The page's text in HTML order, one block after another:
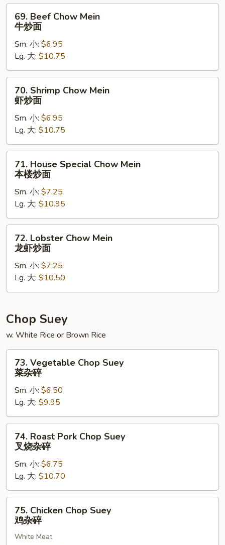
Beef
Chow
Mein
炒
面
69. Beef Chow Mein
牛炒面
Sm. 小: $6.95
Lg. 大: $10.75
Shrimp
Chow
Mein
炒
面
70. Shrimp Chow Mein
虾炒面
Sm. 小: $6.95
Lg. 大: $10.75
House
Special
Chow
Mein
本
楼
71. House Special Chow Mein
本楼炒面
Sm. 小: $7.25
Lg. 大: $10.95
Lobster
Chow
Mein
虾
面
72. Lobster Chow Mein
龙虾炒面
Sm. 小: $7.25
Lg. 大: $10.50
Chop Suey
w. White Rice or Brown Rice
Vegetable
Chop
Suey
杂
碎
73. Vegetable Chop Suey
菜杂碎
Sm. 小: $6.50
Lg. 大: $9.95
Roast
Pork
Chop
Suey
叉
烧
74. Roast Pork Chop Suey
叉烧杂碎
Sm. 小: $6.75
Lg. 大: $10.70
Chicken
Chop
Suey
75. Chicken Chop Suey
鸡杂碎
White Meat